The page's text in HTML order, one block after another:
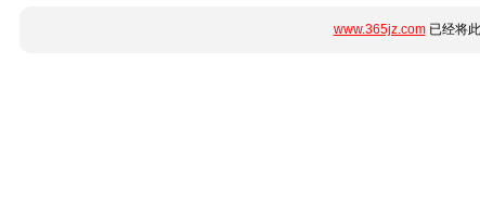
www.365jz.com已经将